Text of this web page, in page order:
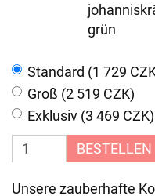
grün
Standard (1 729
Groß (2 519 CZK)
Exklusiv (3 469 CZK)
BESTELLEN
Unsere zauberhafte